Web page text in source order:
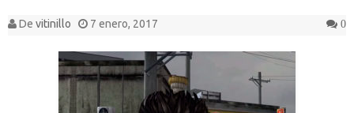
De vitinillo 7 enero, 2017 0